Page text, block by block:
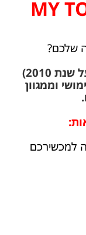
שלכם?
אפליקציית MY TOYOTA (לדגמים מעל שנת 2010)
וממגוון